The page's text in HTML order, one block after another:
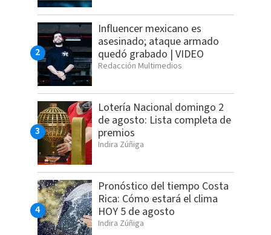
Influencer mexicano es
asesinado; ataque armado
quedó grabado | VIDEO
Redacción Multimedios
Lotería Nacional domingo 2
de agosto: Lista completa de
premios
Indira Zúñiga
Pronóstico del tiempo Costa
Rica: Cómo estará el clima
HOY 5 de agosto
Indira Zúñiga